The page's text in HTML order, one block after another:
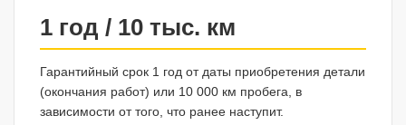
1 год / 10 тыс. км
Гарантийный срок 1 год от даты приобретения детали
(окончания работ) или 10 000 км пробега, в
зависимости от того, что ранее наступит.